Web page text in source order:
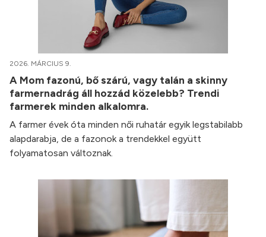
2026. MÁRCIUS 9.
A Mom fazonú, bő szárú, vagy talán a skinny
farmernadrág áll hozzád közelebb? Trendi
farmerek minden alkalomra.
A farmer évek óta minden női ruhatár egyik legstabilabb
alapdarabja, de a fazonok a trendekkel együtt
folyamatosan változnak.